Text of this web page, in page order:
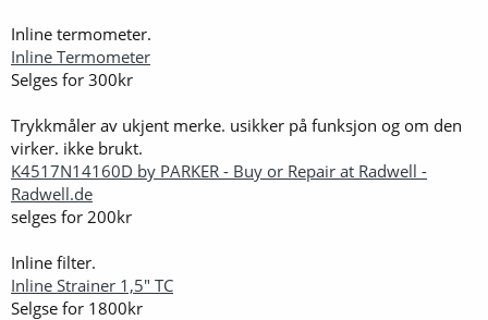
Inline termometer.
Inline Termometer
Selges for 300kr
Trykkmåler av ukjent merke. usikker på funksjon og om den
virker. ikke brukt.
K4517N14160D by PARKER - Buy or Repair at Radwell -
Radwell.de
selges for 200kr
Inline filter.
Inline Strainer 1,5" TC
Selgse for 1800kr